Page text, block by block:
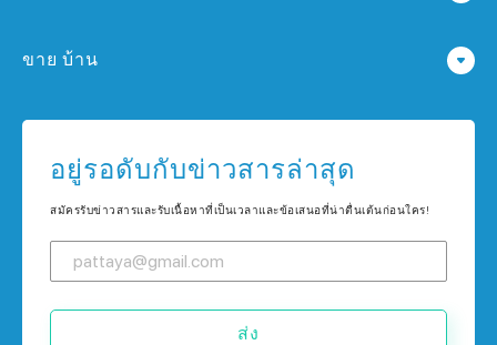
คอนโด ใน เกาะช้าง
คอนโด ใน ภูเก็ต
ขาย บ้าน
บ้าน ใน ภูเก็ต
อยู่รอดับกับข่าวสารล่าสุด
สมัครรับข่าวสารและรับเนื้อหาที่เป็นเวลาและข้อเสนอที่น่าตื่นเต้นก่อนใคร!
ส่ง